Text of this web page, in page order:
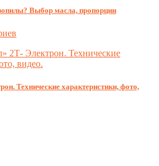
Выбор масла, пропорции
Технические характеристики, фото,